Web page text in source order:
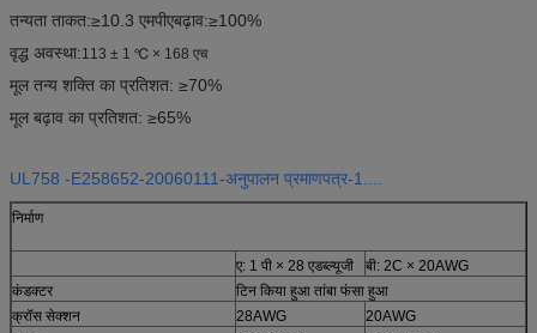
तन्यता ताकत:≥10.3 एमपीएबढ़ाव:≥100%
वृद्ध अवस्था:113 ± 1 ℃ × 168 एच
मूल तन्य शक्ति का प्रतिशत: ≥70%
मूल बढ़ाव का प्रतिशत: ≥65%
UL758 -E258652-20060111-अनुपालन प्रमाणपत्र-1....
निर्माण
ए: 1 पी × 28 एडब्ल्यूजी
बी: 2C × 20AWG
कंडक्टर
टिन किया हुआ तांबा फंसा हुआ
क्रॉस सेक्शन
28AWG
20AWG